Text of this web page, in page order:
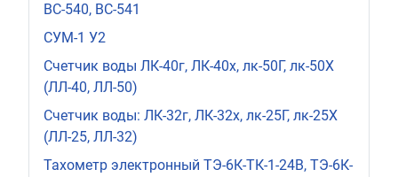
ВС-540, ВС-541
СУМ-1 У2
Счетчик воды ЛК-40г, ЛК-40х, лк-50Г, лк-50Х
(ЛЛ-40, ЛЛ-50)
Счетчик воды: ЛК-32г, ЛК-32х, лк-25Г, лк-25Х
(ЛЛ-25, ЛЛ-32)
Тахометр электронный ТЭ-6К-ТК-1-24В, ТЭ-6К-